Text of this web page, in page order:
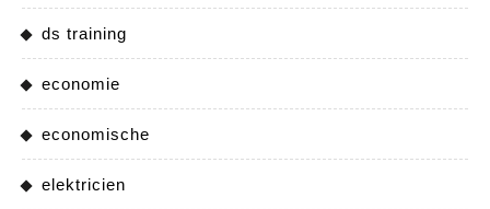
ds training
economie
economische
elektricien